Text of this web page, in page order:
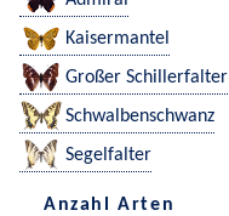
Kaisermantel
Großer Schillerfalter
Schwalbenschwanz
Segelfalter
Anzahl Arten